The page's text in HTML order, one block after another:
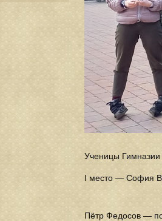
Ученицы
I место — София
Пётр Федосов —